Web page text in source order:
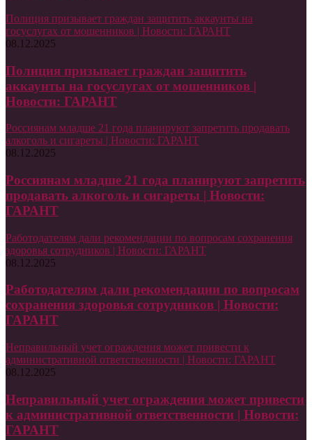
Полиция призывает граждан защитить аккаунты на
госуслугах от мошенников | Новости: ГАРАНТ
08.12.2025
Полиция призывает граждан защитить
аккаунты на госуслугах от мошенников |
Новости: ГАРАНТ
Россиянам младше 21 года планируют запретить продавать
алкоголь и сигареты | Новости: ГАРАНТ
08.12.2025
Россиянам младше 21 года планируют запретить
продавать алкоголь и сигареты | Новости:
ГАРАНТ
Работодателям дали рекомендации по вопросам сохранения
здоровья сотрудников | Новости: ГАРАНТ
08.12.2025
Работодателям дали рекомендации по вопросам
сохранения здоровья сотрудников | Новости:
ГАРАНТ
Неправильный учет ограждения может привести к
административной ответственности | Новости: ГАРАНТ
08.12.2025
Неправильный учет ограждения может привести
к административной ответственности | Новости:
ГАРАНТ